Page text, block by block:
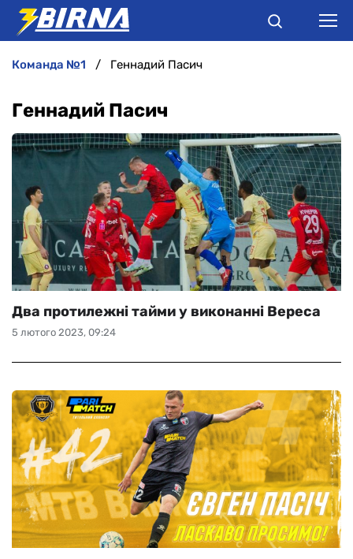
ІНТЕРВ'Ю
РІЗНЕ
БУКМЕКЕРИ
команда №1 Геннадий Пасич
Геннадий Пасич
5 лютого 2023, 09:24
Два протилежні тайми у виконанні Вереса